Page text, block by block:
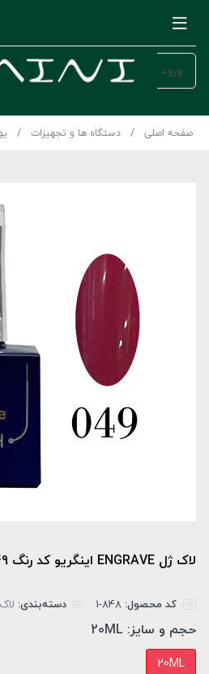
ورود
صفحه اصلی دستگاه ها و تجهیزات
لاک ژل ENGRAVE اینگریو کد رنگ 049حجم 20 میل
کد محصول: دسته‌بندی:
حجم و سایز: 20ML
20ML